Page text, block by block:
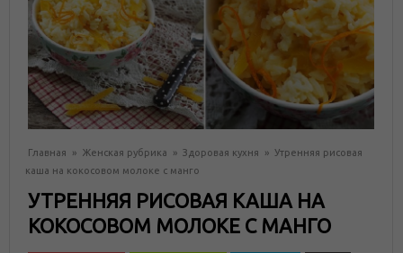
Главная » Женская рубрика » Здоровая кухня » Утренняя рисовая
каша на кокосовом молоке с манго
УТРЕННЯЯ РИСОВАЯ КАША НА
КОКОСОВОМ МОЛОКЕ С МАНГО